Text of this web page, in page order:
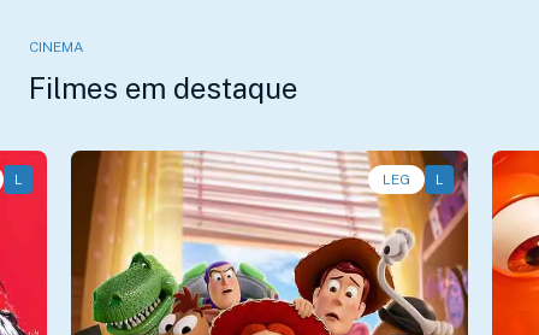
CINEMA
Filmes em destaque
L LEG L
Animação, Aventura, Comédia • • 1h40